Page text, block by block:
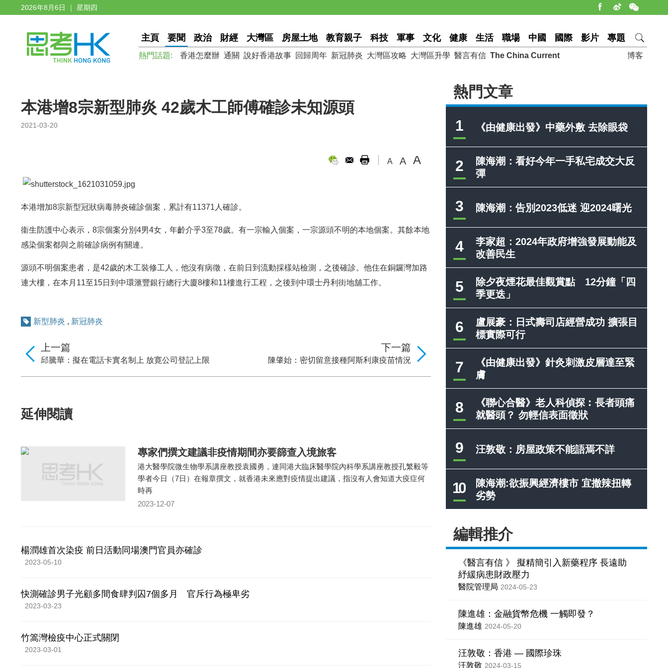
2026年8月6日 ｜ 星期四
主頁 要聞 政治 財經 大灣區 房屋土地 教育親子 科技 軍事 文化 健康 生活 職場 中國 國際 影片 專題
博客
熱門話題: 香港怎麼辦 通關 說好香港故事 回歸周年 新冠肺炎 大灣區攻略 大灣區升學 醫言有信 The China Current
熱門文章
1 《由健康出發》中藥外敷 去除眼袋
2
陳海潮：看好今年一手私宅成交大反
彈
3 陳海潮：告別2023低迷 迎2024曙光
4
李家超：2024年政府增強發展動能及
改善民生
5
除夕夜煙花最佳觀賞點 12分鐘「四
季更迭」
6
盧展豪：日式壽司店經營成功 擴張目
標實際可行
7
《由健康出發》針灸刺激皮層達至緊
膚
8
《聯心合醫》老人科偵探︰長者頭痛
就醫頭？ 勿輕信表面徵狀
9 汪敦敬：房屋政策不能語焉不詳
10
陳海潮:欲振興經濟樓市 宜撤辣扭轉
劣勢
編輯推介
《醫言有信 》 擬精簡引入新藥程序 長遠助
紓緩病患財政壓力
醫院管理局 2024-05-23
陳進雄：金融貨幣危機 一觸即發？
陳進雄 2024-05-20
汪敦敬：香港 — 國際珍珠
汪敦敬 2024-03-15
本港增8宗新型肺炎 42歲木工師傅確診未知源頭
2021-03-20
A A A
本港增加8宗新型冠狀病毒肺炎確診個案，累計有11371人確診。
衞生防護中心表示，8宗個案分別4男4女，年齡介乎3至78歲。有一宗輸入個案，一宗源頭不明的本地個案。其餘本地
感染個案都與之前確診病例有關連。
源頭不明個案患者，是42歲的木工裝修工人，他沒有病徵，在前日到流動採樣站檢測，之後確診。他住在銅鑼灣加路
連大樓，在本月11至15日到中環滙豐銀行總行大廈8樓和11樓進行工程，之後到中環士丹利街地舖工作。
新型肺炎 , 新冠肺炎
下一篇
陳肇始：密切留意接種阿斯利康疫苗情況
上一篇
邱騰華：擬在電話卡實名制上 放寛公司登記上限
延伸閱讀
專家們撰文建議非疫情期間亦要篩查入境旅客
港大醫學院微生物學系講座教授袁國勇，連同港大臨床醫學院內科學系講座教授孔繁毅等
學者今日（7日）在報章撰文，就香港未來應對疫情提出建議，指沒有人會知道大疫症何
時再
2023-12-07
楊潤雄首次染疫 前日活動同場澳門官員亦確診
2023-05-10
快測確診男子光顧多間食肆判囚7個多月 官斥行為極卑劣
2023-03-23
竹篙灣檢疫中心正式關閉
2023-03-01